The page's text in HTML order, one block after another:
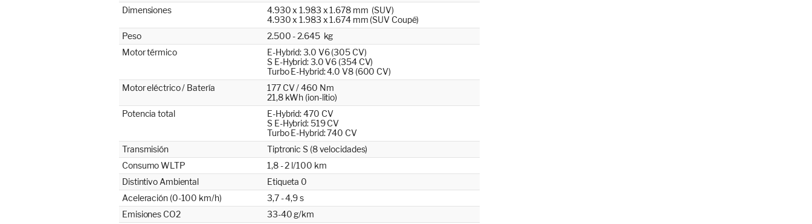
Dimensiones
4.930 x 1.983 x 1.678 mm (SUV)
4.930 x 1.983 x 1.674 mm (SUV Coupé)
Peso
2.500 - 2.645 kg
Motor térmico
E-Hybrid: 3.0 V6 (305 CV)
S E-Hybrid: 3.0 V6 (354 CV)
Turbo E-Hybrid: 4.0 V8 (600 CV)
Motor eléctrico / Batería
177 CV / 460 Nm
21,8 kWh (ion-litio)
Potencia total
E-Hybrid: 470 CV
S E-Hybrid: 519 CV
Turbo E-Hybrid: 740 CV
Transmisión
Tiptronic S (8 velocidades)
Consumo WLTP
1,8 - 2 l/100 km
Distintivo Ambiental
Etiqueta 0
Aceleración (0-100 km/h)
3,7 - 4,9 s
Emisiones CO2
33-40 g/km